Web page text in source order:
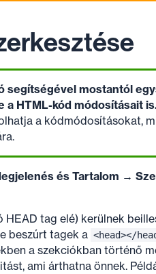
segítségével mostantól
HTML-kód módosításait
a kódmódosításokat,
és Tartalom →
HEAD tag elé) kerülnek
beszúrt tagek a <head></
a szekciókban történő
ami árthatna önnek.